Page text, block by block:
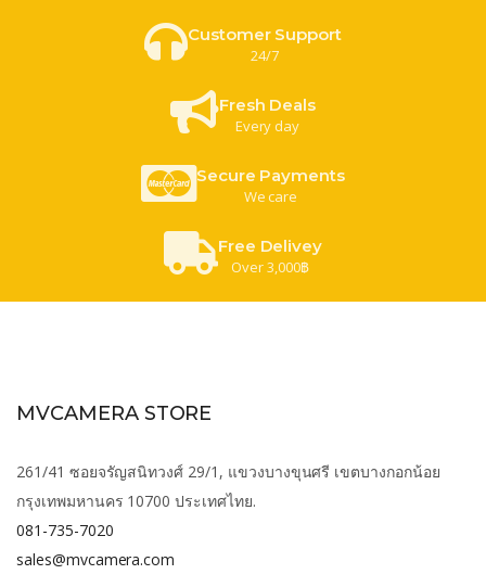
Customer Support
24/7
Fresh Deals
Every day
Secure Payments
We care
Free Delivey
Over 3,000฿
MVCAMERA STORE
261/41 ซอยจรัญสนิทวงศ์ 29/1, แขวงบางขุนศรี เขตบางกอกน้อย
กรุงเทพมหานคร 10700 ประเทศไทย.
081-735-7020
sales@mvcamera.com